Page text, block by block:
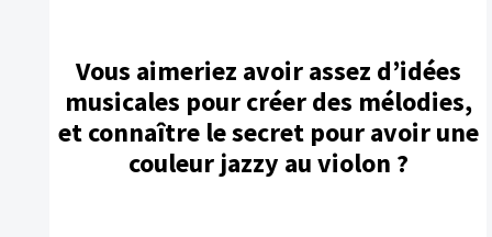
Vous aimeriez avoir assez d’idées
musicales pour créer des mélodies,
et connaître le secret pour avoir une
couleur jazzy au violon ?